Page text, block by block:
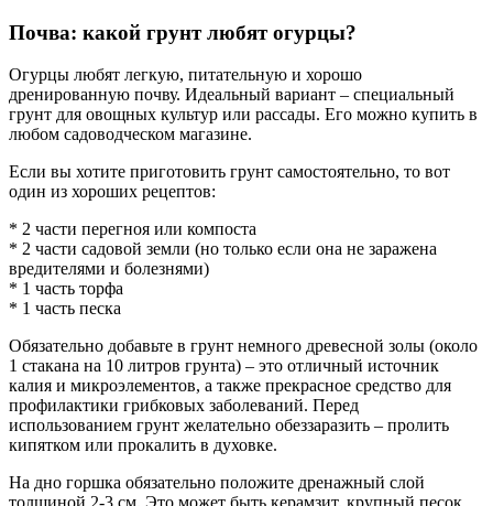
Почва: какой грунт любят огурцы?
Огурцы любят легкую, питательную и хорошо
дренированную почву. Идеальный вариант – специальный
грунт для овощных культур или рассады. Его можно купить в
любом садоводческом магазине.
Если вы хотите приготовить грунт самостоятельно, то вот
один из хороших рецептов:
* 2 части перегноя или компоста
* 2 части садовой земли (но только если она не заражена
вредителями и болезнями)
* 1 часть торфа
* 1 часть песка
Обязательно добавьте в грунт немного древесной золы (около
1 стакана на 10 литров грунта) – это отличный источник
калия и микроэлементов, а также прекрасное средство для
профилактики грибковых заболеваний. Перед
использованием грунт желательно обеззаразить – пролить
кипятком или прокалить в духовке.
На дно горшка обязательно положите дренажный слой